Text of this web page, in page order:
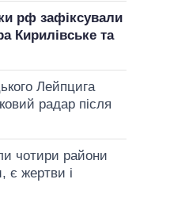
рф зафіксували
Кирилівське та
Лейпцига
радар після
чотири райони
є жертви і